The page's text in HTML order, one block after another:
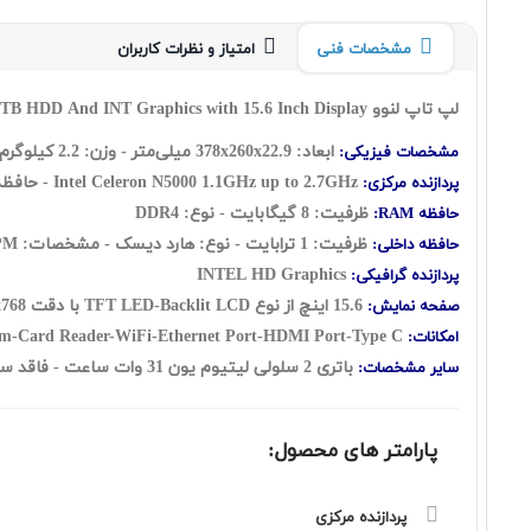
مشخصات فنی امتیاز و نظرات کاربران
لپ تاپ لنوو Lenovo IdeaPad 330 Celeron N5000 8GB RAM With 1TB HDD And INT Graphics with 15.6 Inch Display
مشخصات فیزیکی: ابعاد: 378x260x22.9 میلی‌متر - وزن: 2.2 کیلوگرم
پردازنده مرکزی:
حافظه RAM: ظرفیت: 8 گيگابايت - نوع: DDR4
حافظه داخلی: ظرفیت: 1 ترابايت - نوع: هارد ديسک - مشخصات: 5400RPM
پردازنده گرافیکی:
صفحه نمایش:
امکانات:
سایر مشخصات: باتری 2 سلولی لیتیوم یون 31 وات ساعت - فاقد سيستم‌عامل
پارامتر های محصول:
پردازنده مرکزی